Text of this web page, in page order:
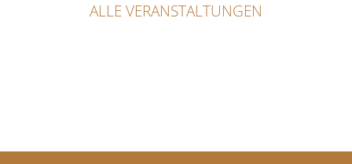
ALLE VERANSTALTUNGEN